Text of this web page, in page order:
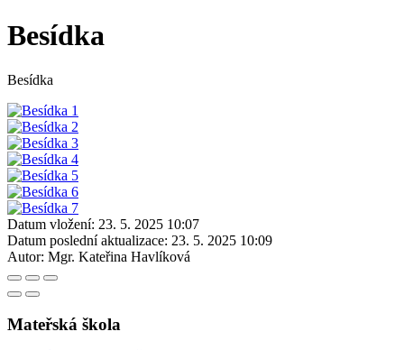
Besídka
Besídka
Datum vložení: 23. 5. 2025 10:07
Datum poslední aktualizace: 23. 5. 2025 10:09
Autor: Mgr. Kateřina Havlíková
Mateřská škola